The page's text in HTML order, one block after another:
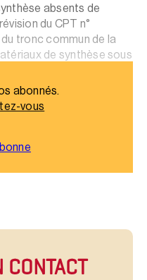
absents de
du CPT n°
tronc commun de la
de synthèse sous
abonnés.
vous